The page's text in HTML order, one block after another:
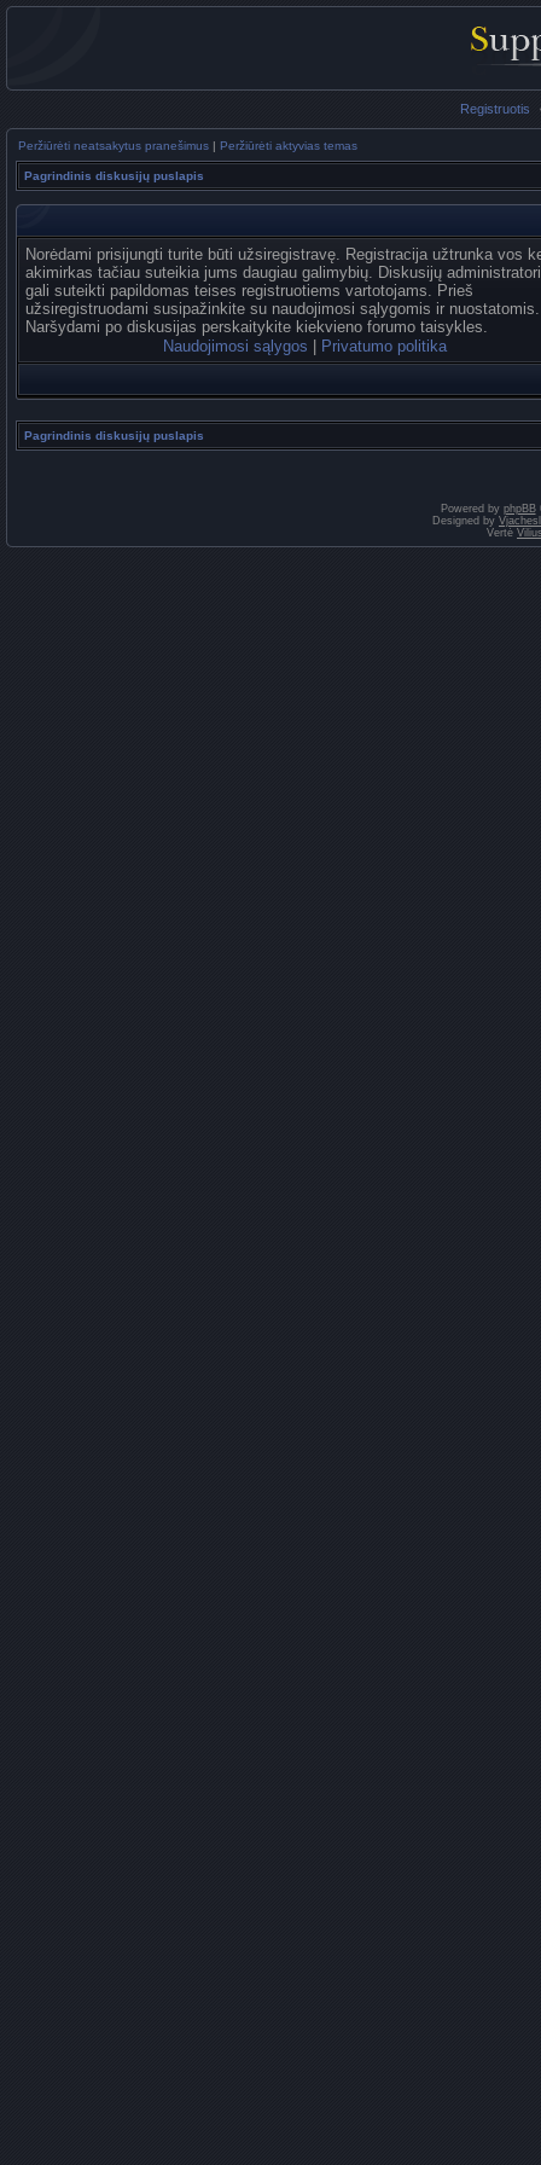
Registruotis
Peržiūrėti neatsakytus pranešimus | Peržiūrėti aktyvias temas
Pagrindinis diskusijų puslapis
Norėdami prisijungti turite būti užsiregistravę. Registracija užtrunka vos
akimirkas tačiau suteikia jums daugiau galimybių. Diskusijų
gali suteikti papildomas teises registruotiems vartotojams. Prieš
užsiregistruodami susipažinkite su naudojimosi sąlygomis ir nuostatomis.
Naršydami po diskusijas perskaitykite kiekvieno forumo taisykles.
Naudojimosi sąlygos
Privatumo politika
Pagrindinis diskusijų puslapis
Powered by phpBB
Designed by
Vertė